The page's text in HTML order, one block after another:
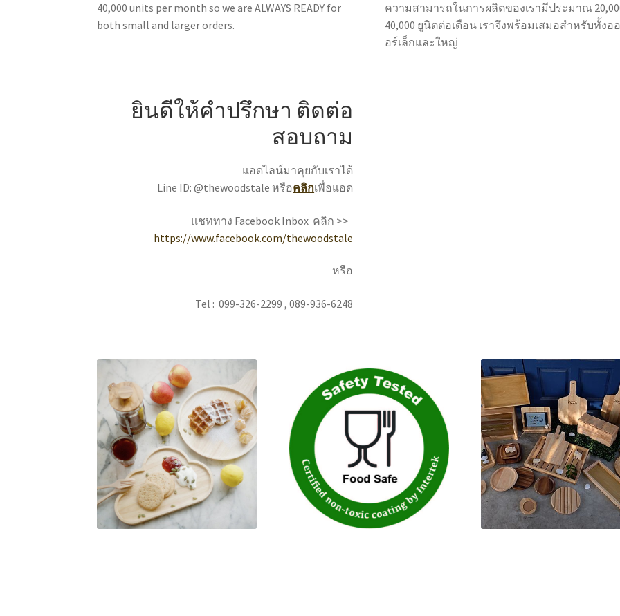
40,000 units per month so we are ALWAYS READY for
both small and larger orders.
ความสามารถในการผลิตของเรามีประมาณ
40,000 ยูนิตต่อเดือน เราจึงพร้อมเสมอสำหรับทั้งอ
อร์เล็กและใหญ่
ยินดีให้คำปรึกษา ติดต่อ
สอบถาม
แอดไลน์มาคุยกับเราได้
Line ID: @thewoodstale หรือคลิกเพื่อแอด
แชททาง Facebook Inbox คลิก >>
https://www.facebook.com/thewoodstale
หรือ
Tel : 099-326-2299 , 089-936-6248